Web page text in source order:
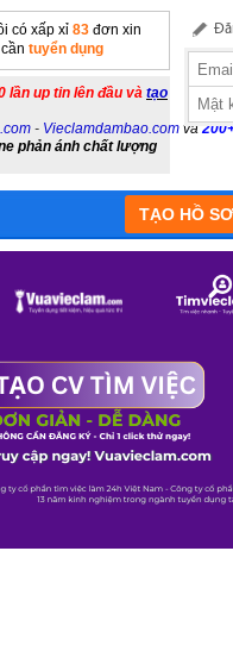
có xấp xỉ 83 đơn xin
tuyển dụng
lần up tin lên đầu và tạo
- Vieclamdambao.com và
phản ánh chất lượng
TẠO HỒ SƠ